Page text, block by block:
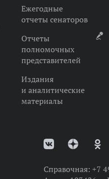
Ежегодные
отчеты сенаторов
Отчеты
полномочных
представителей
Издания
и аналитические
материалы
Справочная: +7